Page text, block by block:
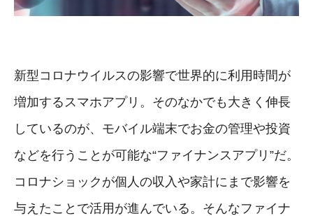
新型コロナウイルスの影響で世界的に利用時間が
増加するスマホアプリ。そのなかでも大きく伸長
しているのが、モバイル端末でお金の管理や投資
などを行うことが可能な“ファイナンスアプリ”だ。
コロナショックが個人の収入や家計にまで影響を
与えたことで活用が進んでいる。そんなファイナ